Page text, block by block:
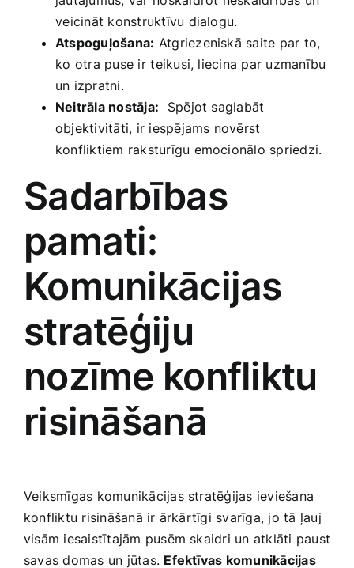
⁢veicināt konstruktīvu dialogu.
Atspoguļošana: ⁣Atgriezeniskā saite⁤ par to,
ko ⁢otra puse ir ⁤teikusi, ‌liecina par uzmanību
un ​izpratni.
Neitrāla nostāja: ⁤ Spējot saglabāt
objektivitāti, ir iespējams novērst
konfliktiem raksturīgu‌ emocionālo spriedzi.
Sadarbības
pamati:
Komunikācijas
stratēģiju
nozīme konfliktu
risināšanā
Veiksmīgas ​komunikācijas stratēģijas ieviešana
konfliktu risināšanā ir ārkārtīgi ‌svarīga, jo tā⁢ ļauj
visām iesaistītajām pusēm skaidri ‌un atklāti paust
savas domas un jūtas. Efektīvas komunikācijas